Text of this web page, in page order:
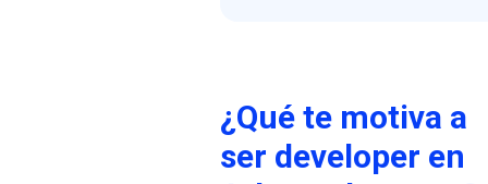
¿Qué te motiva a
ser developer en